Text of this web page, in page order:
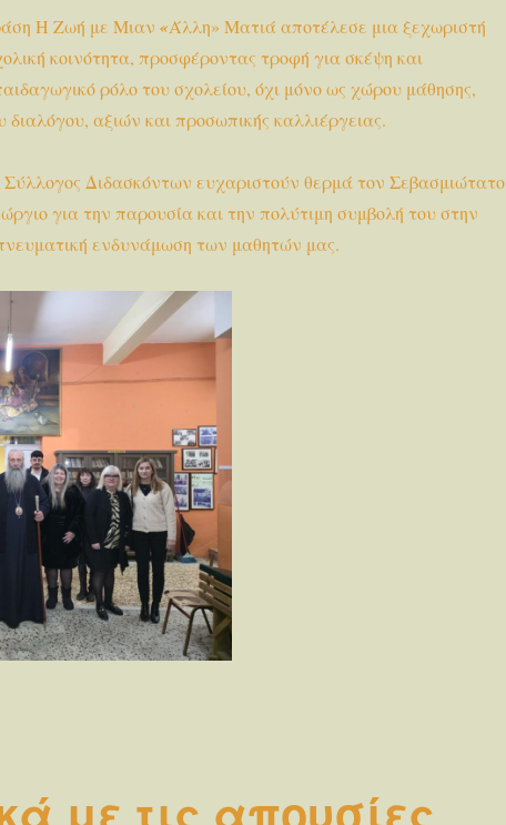
Η Ζωή με Μιαν «Άλλη» Ματιά αποτέλεσε μια ξεχωριστή
κοινότητα, προσφέροντας τροφή για σκέψη και
ρόλο του σχολείου, όχι μόνο ως χώρου μάθησης,
αξιών και προσωπικής καλλιέργειας.
Διδασκόντων ευχαριστούν θερμά τον Σεβασμιώτατο
για την παρουσία και την πολύτιμη συμβολή του στην
ενδυνάμωση των μαθητών μας.
με τις απουσίες